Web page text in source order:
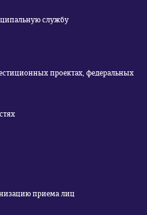
службу
проектах, федеральных
приема лиц